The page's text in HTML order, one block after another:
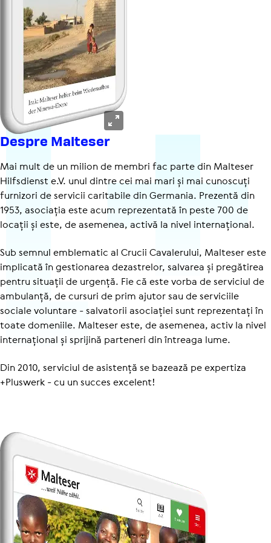
Despre Malteser
Mai mult de un milion de membri fac parte din Malteser
Hilfsdienst e.V. unul dintre cei mai mari și mai cunoscuți
furnizori de servicii caritabile din Germania. Prezentă din
1953, asociația este acum reprezentată în peste 700 de
locații și este, de asemenea, activă la nivel internațional.
Sub semnul emblematic al Crucii Cavalerului, Malteser este
implicată în gestionarea dezastrelor, salvarea și pregătirea
pentru situații de urgență. Fie că este vorba de serviciul de
ambulanță, de cursuri de prim ajutor sau de serviciile
sociale voluntare - salvatorii asociației sunt reprezentați în
toate domeniile. Malteser este, de asemenea, activ la nivel
internațional și sprijină parteneri din întreaga lume.
Din 2010, serviciul de asistență se bazează pe expertiza
+Pluswerk - cu un succes excelent!
Des­chi­deți în lightbox